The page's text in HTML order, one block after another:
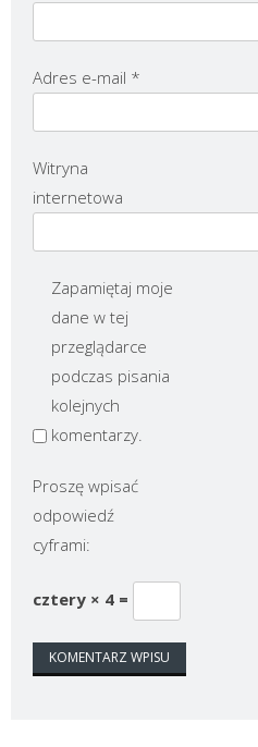
Adres e-mail *
Witryna
internetowa
Zapamiętaj moje
dane w tej
przeglądarce
podczas pisania
kolejnych
komentarzy.
Proszę wpisać
odpowiedź
cyframi:
cztery × 4 =